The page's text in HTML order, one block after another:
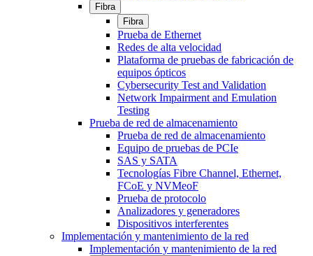
Fibra
Fibra
Prueba de Ethernet
Redes de alta velocidad
Plataforma de pruebas de fabricación de
equipos ópticos
Cybersecurity Test and Validation
Network Impairment and Emulation
Testing
Prueba de red de almacenamiento
Prueba de red de almacenamiento
Equipo de pruebas de PCIe
SAS y SATA
Tecnologías Fibre Channel, Ethernet,
FCoE y NVMeoF
Prueba de protocolo
Analizadores y generadores
Dispositivos interferentes
Implementación y mantenimiento de la red
Implementación y mantenimiento de la red